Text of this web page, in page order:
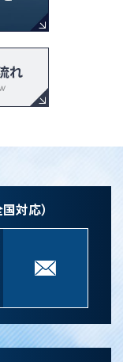
対応）